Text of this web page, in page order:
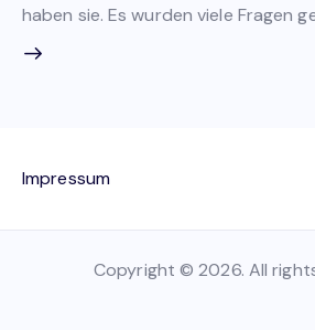
haben sie. Es wurden viele Fragen
Impressum
Copyright © 2026. All